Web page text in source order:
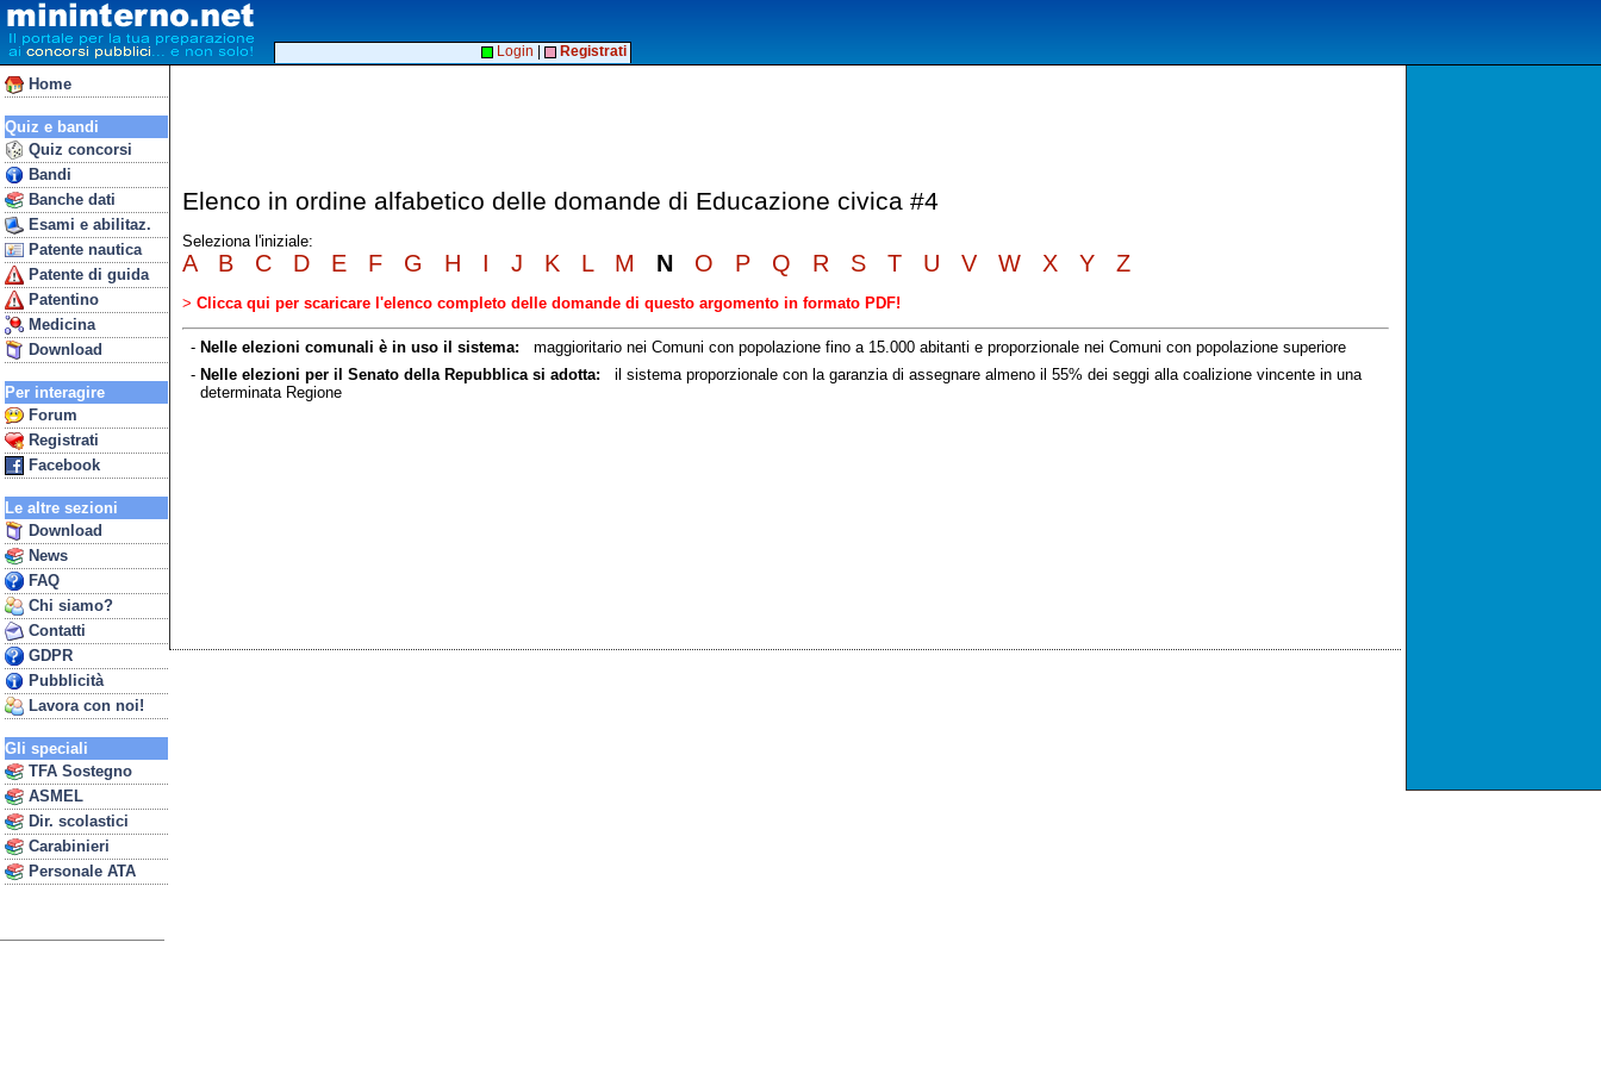
Home
Quiz e bandi
Quiz concorsi
Bandi
Banche dati
Esami e abilitaz.
Patente nautica
Patente di guida
Patentino
Medicina
Download
Per interagire
Forum
Registrati
Facebook
Le altre sezioni
Download
News
FAQ
Chi siamo?
Contatti
GDPR
Pubblicità
Lavora con noi!
Gli speciali
TFA Sostegno
ASMEL
Dir. scolastici
Carabinieri
Personale ATA
Login Registrati
Elenco in ordine alfabetico delle domande di Educazione civica #4
Seleziona l'iniziale:
A B C D E F G H I J K L M N O P Q R S T U V W X Y Z
> Clicca qui per scaricare l'elenco completo delle domande di questo argomento in formato PDF!
- Nelle elezioni comunali è in uso il sistema: maggioritario nei Comuni con popolazione fino a 15.000 abitanti e proporzionale nei Comuni con popolazione superiore
- Nelle elezioni per il Senato della Repubblica si adotta: il sistema proporzionale con la garanzia di assegnare almeno il 55% dei seggi alla coalizione vincente in una
determinata Regione